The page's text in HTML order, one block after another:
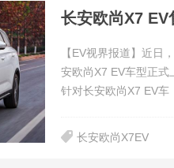
长安欧尚X7
【EV视界报道】近
安欧尚X7 EV车型正
针对长安欧尚X7 EV车
长安欧尚X7EV